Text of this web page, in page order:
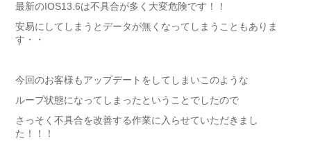
最新のIOS13.6は不具合が多く大変危険です！！
安易にしてしまうとデータが無くなってしまうこともありま
す・・
今回のお客様もアップデートをしてしまいこのような
ループ状態になってしまったということでしたので
さっそく不具合を改善する作業に入らせていただきまし
た！！！